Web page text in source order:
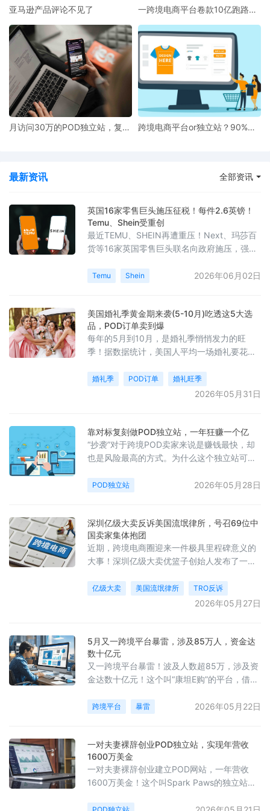
亚马逊产品评论不见了
一跨境电商平台卷款10亿跑路，
月访问30万的POD独立站，复购
跨境电商平台or独立站？90%
最新资讯 全部资讯
英国16家零售巨头施压征税！每件2.6英镑！
Temu、Shein受重创
最近TEMU、SHEIN再遭重压！Next、玛莎百
货等16家英国零售巨头联名向政府施压，强烈
税。他们要求必须把原定2029年的征税计划提
如果2.6英镑落地，将意味着跨境卖家的成本将
迎来上涨，一件10英镑的衣服，成本将飙升
26%。
Temu Shein 2026年06月02日
美国婚礼季黄金期来袭(5-10月)吃透这5大选
品，POD订单卖到爆
每年的5月到10月，是婚礼季悄悄发力的旺
季！据数据统计，美国人平均一场婚礼要花费
2025年的规模已经达到130.5亿美元，预计到
2034年会涨到223.8亿美元。今天就来给大家
婚礼季 POD订单 婚礼旺季
2026年05月31日
靠对标复刻做POD独立站，一年狂赚一个亿
“抄袭”对于跨境POD卖家来说是赚钱最快，却
也是风险最高的方式。为什么这个独立站可以
piper lou的POD独立站主打卫衣和保温杯，都
POD独立站 2026年05月28日
深圳亿级大卖反诉美国流氓律所，号召69位中
国卖家集体抱团
近期，跨境电商圈迎来一件极具里程碑意义的
大事！深圳亿级大卖优篮子创始人发布了一条
律所二次TRO起诉，去年无奈支付8000美元
和解金，这次绝不和解，坚决反诉，并喊话同
亿级大卖 美国流氓律所 TRO反诉
2026年05月27日
5月又一跨境平台暴雷，涉及85万人，资金达
数十亿元
又一跨境平台暴雷！波及人数超85万，涉及资
金达数十亿元！这个叫“康坦E购”的平台，借着
资合作与高额返利（月收益20%-30%），吸引
跨境平台 暴雷 2026年05月22日
一对夫妻裸辞创业POD独立站，实现年营收
1600万美金
一对夫妻裸辞创业建立POD网站，一年营收
1600万美金！这个叫Spark Paws的独立站专
了这个品类具有很大的潜力，于是选择了裸辞